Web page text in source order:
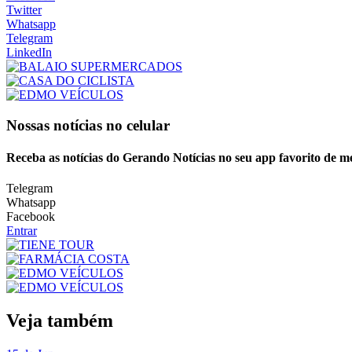
Twitter
Whatsapp
Telegram
LinkedIn
Nossas notícias no celular
Receba as notícias do Gerando Notícias no seu app favorito de
Telegram
Whatsapp
Facebook
Entrar
Veja também